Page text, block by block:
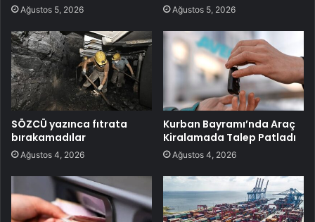
Ağustos 5, 2026 Ağustos 5, 2026
SÖZCÜ yazınca fıtrata
bırakamadılar
Ağustos 4, 2026
Kurban Bayramı’nda Araç
Kiralamada Talep Patladı
Ağustos 4, 2026